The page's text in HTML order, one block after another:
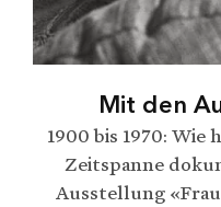
Mit den
1900 bis 1970: Wie
Zeitspanne
Ausstellung